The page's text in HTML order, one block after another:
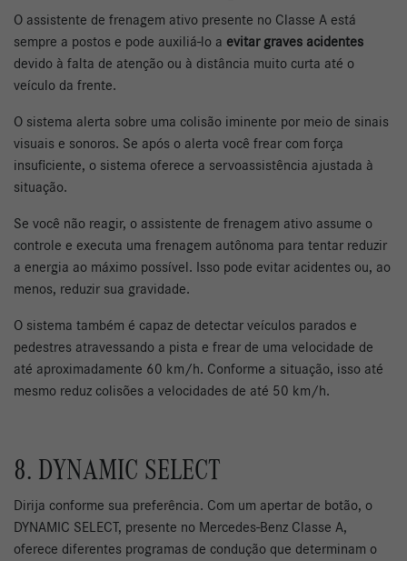
O assistente de frenagem ativo presente no Classe A está
sempre a postos e pode auxiliá-lo a evitar graves acidentes
devido à falta de atenção ou à distância muito curta até o
veículo da frente.
O sistema alerta sobre uma colisão iminente por meio de sinais
visuais e sonoros. Se após o alerta você frear com força
insuficiente, o sistema oferece a servoassistência ajustada à
situação.
Se você não reagir, o assistente de frenagem ativo assume o
controle e executa uma frenagem autônoma para tentar reduzir
a energia ao máximo possível. Isso pode evitar acidentes ou, ao
menos, reduzir sua gravidade.
O sistema também é capaz de detectar veículos parados e
pedestres atravessando a pista e frear de uma velocidade de
até aproximadamente 60 km/h. Conforme a situação, isso até
mesmo reduz colisões a velocidades de até 50 km/h.
8. DYNAMIC SELECT
Dirija conforme sua preferência. Com um apertar de botão, o
DYNAMIC SELECT, presente no Mercedes-Benz Classe A,
oferece diferentes programas de condução que determinam o